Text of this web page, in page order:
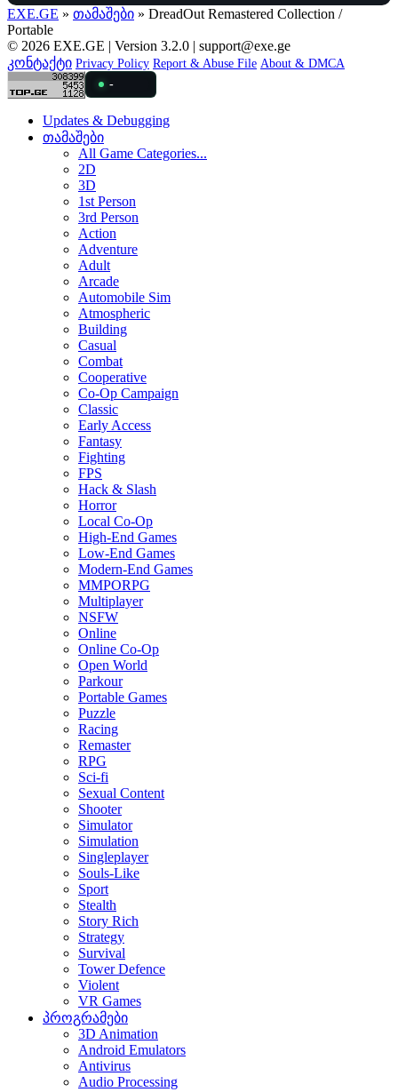
EXE.GE » თამაშები » DreadOut Remastered Collection /
Portable
© 2026 EXE.GE | Version 3.2.0 | support@exe.ge
კონტაქტი Privacy Policy Report & Abuse File About & DMCA
-
Updates & Debugging
თამაშები
All Game Categories...
2D
3D
1st Person
3rd Person
Action
Adventure
Adult
Arcade
Automobile Sim
Atmospheric
Building
Casual
Combat
Cooperative
Co-Op Campaign
Classic
Early Access
Fantasy
Fighting
FPS
Hack & Slash
Horror
Local Co-Op
High-End Games
Low-End Games
Modern-End Games
MMPORPG
Multiplayer
NSFW
Online
Online Co-Op
Open World
Parkour
Portable Games
Puzzle
Racing
Remaster
RPG
Sci-fi
Sexual Content
Shooter
Simulator
Simulation
Singleplayer
Souls-Like
Sport
Stealth
Story Rich
Strategy
Survival
Tower Defence
Violent
VR Games
პროგრამები
3D Animation
Android Emulators
Antivirus
Audio Processing